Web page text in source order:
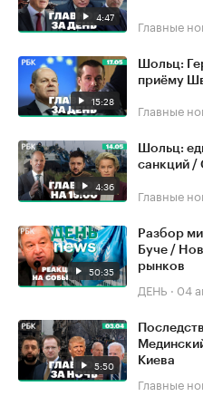
4:47 Главные
15:28
Шольц:
приёму
Главные
4:36
Шольц:
санкций /
Главные
50:35
Разбор
Буче /
рынков
ДЕНЬ · 04
5:50
Киева
Главные